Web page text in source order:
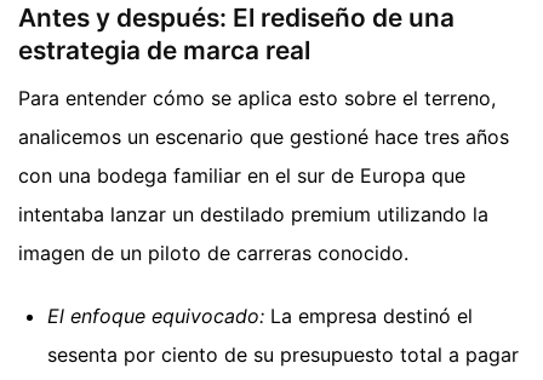
Antes y después: El rediseño de una
estrategia de marca real
Para entender cómo se aplica esto sobre el terreno,
analicemos un escenario que gestioné hace tres años
con una bodega familiar en el sur de Europa que
intentaba lanzar un destilado premium utilizando la
imagen de un piloto de carreras conocido.
El enfoque equivocado: La empresa destinó el
sesenta por ciento de su presupuesto total a pagar